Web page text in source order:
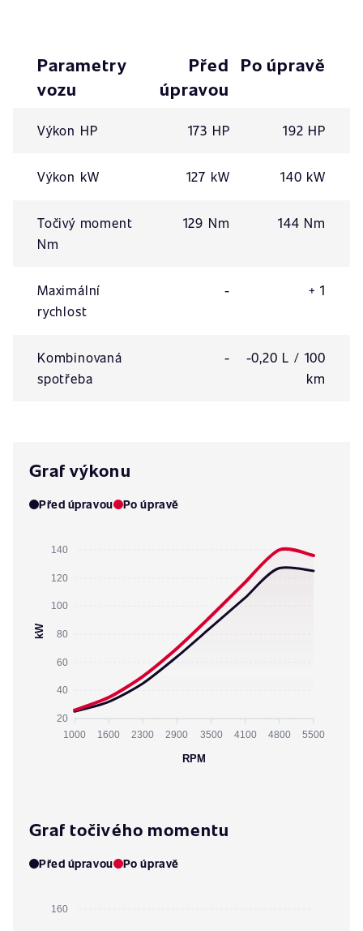
Parametry
vozu
Před
úpravou
Po úpravě
Výkon HP 173 HP 192 HP
Výkon kW 127 kW 140 kW
Točivý moment
Nm
129 Nm 144 Nm
Maximální
rychlost
- + 1
Kombinovaná
spotřeba
-
-0,20 L / 100
km
Graf výkonu
Před úpravou Po úpravě
140
120
100
80
60
40
20
kW
1000 1600 2300 2900 3500 4100 4800 5500
RPM
Graf točivého momentu
Před úpravou Po úpravě
160